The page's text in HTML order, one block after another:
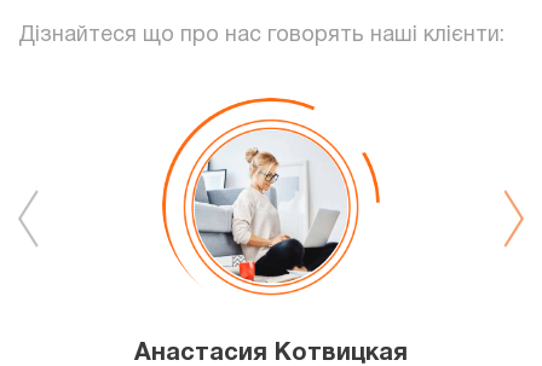
Дізнайтеся що про нас говорять наші клієнти:
Анастасия Котвицкая